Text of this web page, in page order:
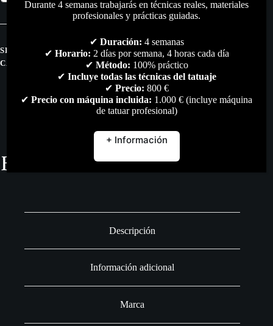
Magnum
caja
agujas
cantidad
SKU:
CATEGORÍAS:
AGUJAS,AGUJAS MG,TODO
Descripción
Información adicional
Marca
Durante 4 semanas trabajarás en técnicas reales, materiales
profesionales y prácticas guiadas.
✔ Duración: 4 semanas
✔ Horario: 2 días por semana, 4 horas cada día
✔ Método: 100% práctico
✔ Incluye todas las técnicas del tatuaje
✔ Precio: 800 €
✔ Precio con máquina incluida: 1.000 € (incluye máquina
de tatuar profesional)
+ Información